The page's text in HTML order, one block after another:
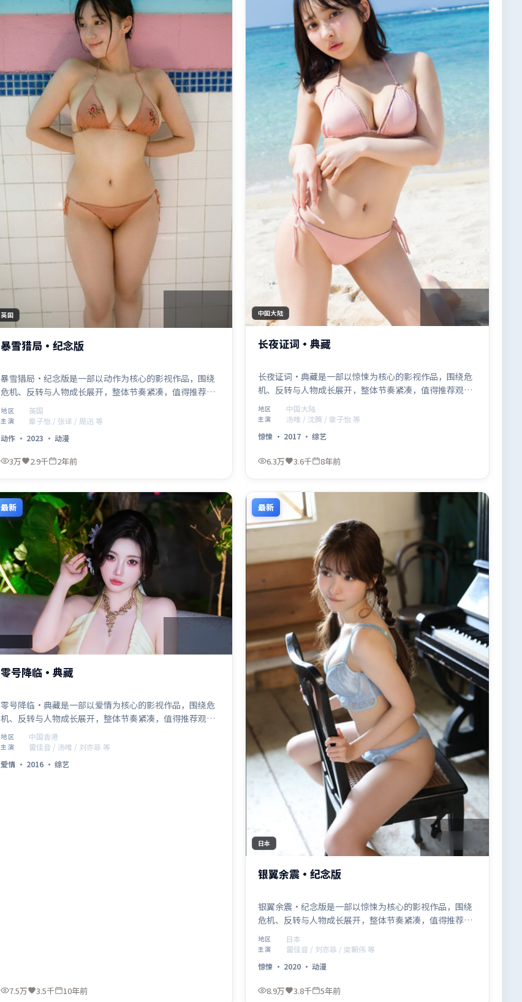
英国
暴雪猎局·纪念版
暴雪猎局·纪念版是一部以动作为核心的影视作品，围绕
危机、反转与人物成长展开，整体节奏紧凑，值得推荐观
看。
地区 英国
主演
章子怡 / 张译 / 周迅 等
动作 · 2023 ·动漫
3万 2.9千 2年前
中国大陆 2:03:07
长夜证词·典藏
长夜证词·典藏是一部以惊悚为核心的影视作品，围绕危
机、反转与人物成长展开，整体节奏紧凑，值得推荐观
看。
地区 中国大陆
主演
汤唯 / 沈腾 / 章子怡 等
惊悚 · 2017· 综艺
6.3万 3.6千 8年前
最新
零号降临·典藏
零号降临·典藏是一部以爱情为核心的影视作品，围绕危
机、反转与人物成长展开，整体节奏紧凑，值得推荐观
看。
地区 中国香港
主演
雷佳音 / 汤唯 / 刘亦菲 等
爱情 · 2016 ·综艺
7.5万 3.5千 10年前
最新
日本
银翼余震·纪念版
银翼余震·纪念版是一部以惊悚为核心的影视作品，围绕
危机、反转与人物成长展开，整体节奏紧凑，值得推荐观
看。
地区 日本
主演
雷佳音 / 刘亦菲 / 梁朝伟 等
惊悚 · 2020· 动漫
8.9万 3.8千 5年前